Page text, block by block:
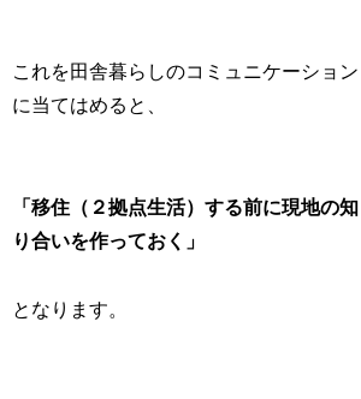
これを田舎暮らしのコミュニケーション
に当てはめると、
「移住（２拠点生活）する前に現地の知
り合いを作っておく」
となります。